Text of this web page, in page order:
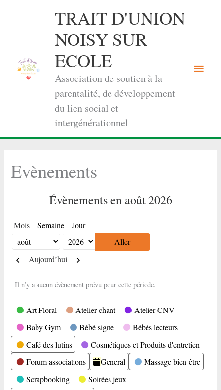
TRAIT D'UNION
NOISY SUR
ECOLE
Association de soutien à la
parentalité, de développement
du lien social et
intergénérationnel
Menu
Evènements
Évènements en août 2026
Mois Semaine Jour
Mois
Année
Précédent
Aujourd’hui Suivant
Il n’y a aucun évènement prévu pour cette période.
Catégories
Art Floral Atelier chant
Atelier CNV
Baby Gym
Bébé signe
Bébés lecteurs
Café des lutins
Cosmétiques et Produits d'entretien
Forum associations
General
Massage bien-être
Scrapbooking
Soirées jeux